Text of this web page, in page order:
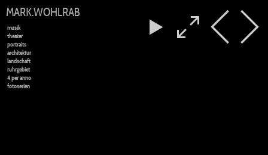
MARK.WOHLRAB
musik
theater
portraits
architektur
landschaft
ruhrgebiet
4 per anno
fotoserien